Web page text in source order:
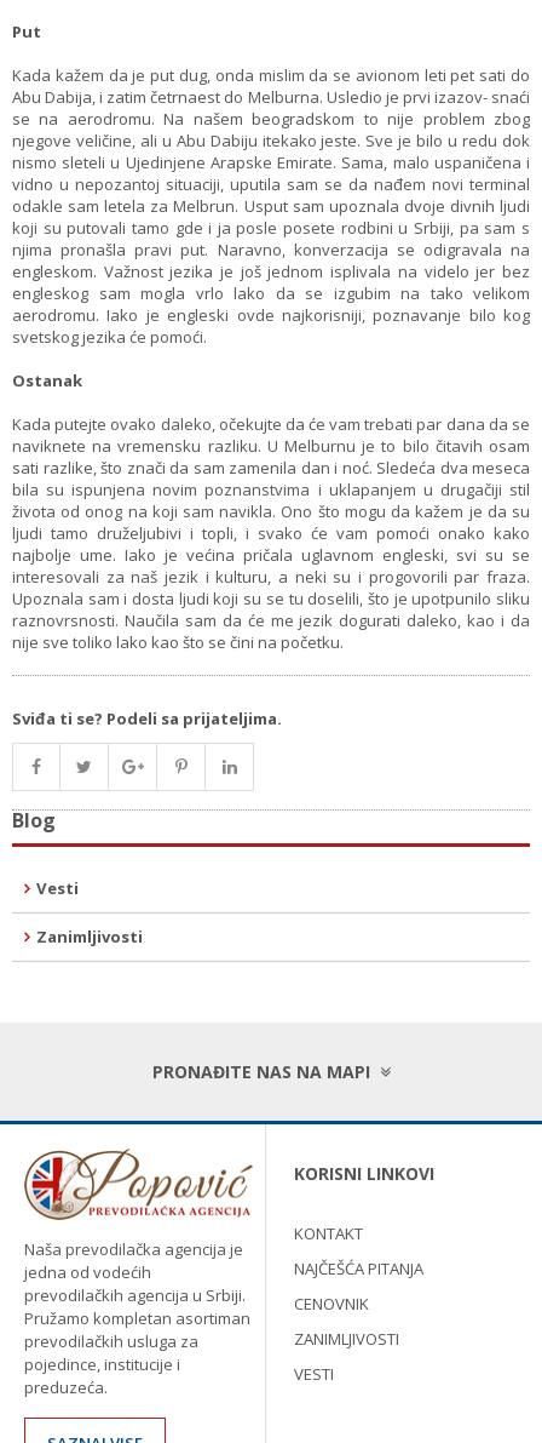
Put
Kada kažem da je put dug, onda mislim da se avionom leti pet sati do
Abu Dabija, i zatim četrnaest do Melburna. Usledio je prvi izazov- snaći
se na aerodromu. Na našem beogradskom to nije problem zbog
njegove veličine, ali u Abu Dabiju itekako jeste. Sve je bilo u redu dok
nismo sleteli u Ujedinjene Arapske Emirate. Sama, malo uspaničena i
vidno u nepozantoj situaciji, uputila sam se da nađem novi terminal
odakle sam letela za Melbrun. Usput sam upoznala dvoje divnih ljudi
koji su putovali tamo gde i ja posle posete rodbini u Srbiji, pa sam s
njima pronašla pravi put. Naravno, konverzacija se odigravala na
engleskom. Važnost jezika je još jednom isplivala na videlo jer bez
engleskog sam mogla vrlo lako da se izgubim na tako velikom
aerodromu. Iako je engleski ovde najkorisniji, poznavanje bilo kog
svetskog jezika će pomoći.
Ostanak
Kada putejte ovako daleko, očekujte da će vam trebati par dana da se
naviknete na vremensku razliku. U Melburnu je to bilo čitavih osam
sati razlike, što znači da sam zamenila dan i noć. Sledeća dva meseca
bila su ispunjena novim poznanstvima i uklapanjem u drugačiji stil
života od onog na koji sam navikla. Ono što mogu da kažem je da su
ljudi tamo druželjubivi i topli, i svako će vam pomoći onako kako
najbolje ume. Iako je većina pričala uglavnom engleski, svi su se
interesovali za naš jezik i kulturu, a neki su i progovorili par fraza.
Upoznala sam i dosta ljudi koji su se tu doselili, što je upotpunilo sliku
raznovrsnosti. Naučila sam da će me jezik dogurati daleko, kao i da
nije sve toliko lako kao što se čini na početku.
Sviđa ti se? Podeli sa prijateljima.
Blog
Vesti
Zanimljivosti
PRONAĐITE NAS NA MAPI
Naša prevodilačka agencija je
jedna od vodećih
prevodilačkih agencija u Srbiji.
Pružamo kompletan asortiman
prevodilačkih usluga za
pojedince, institucije i
preduzeća.
KORISNI LINKOVI
KONTAKT
NAJČEŠĆA PITANJA
CENOVNIK
ZANIMLJIVOSTI
VESTI